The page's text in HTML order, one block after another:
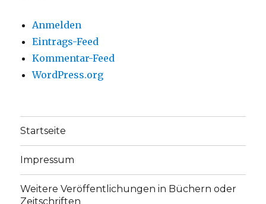
Anmelden
Eintrags-Feed
Kommentar-Feed
WordPress.org
Startseite
Impressum
Weitere Veröffentlichungen in Büchern oder
Zeitschriften